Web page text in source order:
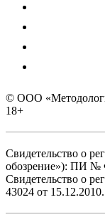
© ООО
18+
Свидетельство о
обозрение»): ПИ №
Свидетельство о
43024 от 15.12.2010.